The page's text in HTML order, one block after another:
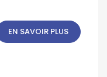
EN SAVOIR PLUS